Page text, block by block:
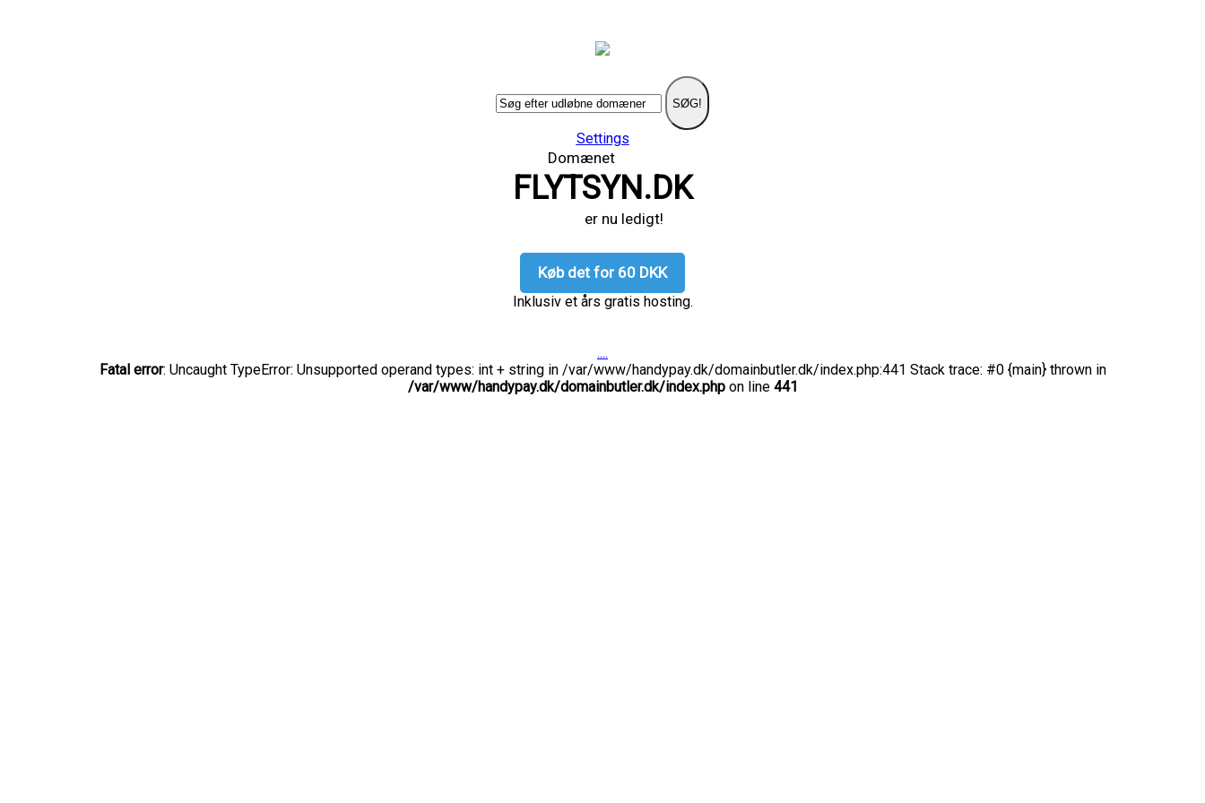
SØG!
Settings
Domænet
FLYTSYN.DK
er nu ledigt!
Køb det for 60 DKK
Inklusiv et års gratis hosting.
....
Fatal error: Uncaught TypeError: Unsupported operand types: int + string in /var/www/handypay.dk/domainbutler.dk/index.php:441 Stack trace: #0 {main} thrown in
/var/www/handypay.dk/domainbutler.dk/index.phpon line 441